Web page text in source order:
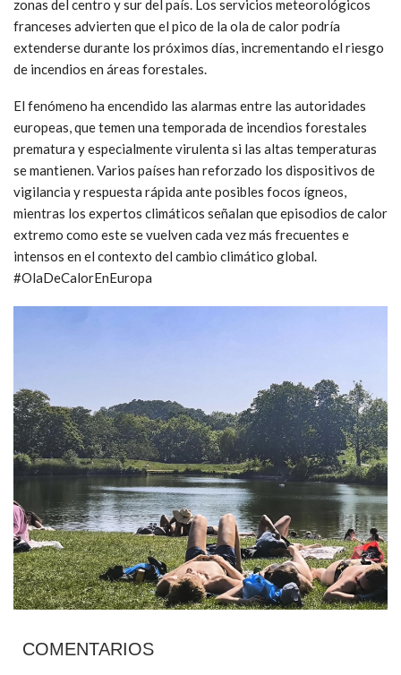
zonas del centro y sur del país. Los servicios meteorológicos
franceses advierten que el pico de la ola de calor podría
extenderse durante los próximos días, incrementando el riesgo
de incendios en áreas forestales.
El fenómeno ha encendido las alarmas entre las autoridades
europeas, que temen una temporada de incendios forestales
prematura y especialmente virulenta si las altas temperaturas
se mantienen. Varios países han reforzado los dispositivos de
vigilancia y respuesta rápida ante posibles focos ígneos,
mientras los expertos climáticos señalan que episodios de calor
extremo como este se vuelven cada vez más frecuentes e
intensos en el contexto del cambio climático global.
#OlaDeCalorEnEuropa
COMENTARIOS